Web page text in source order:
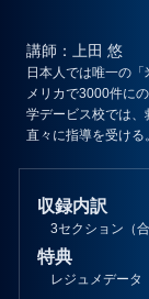
講師 ：上田 悠
日本人では唯一の
メリカで3000件に
学デービス校では、
直々に指導を受ける。
収録内訳
3セクション（
特典
レジュメデータ